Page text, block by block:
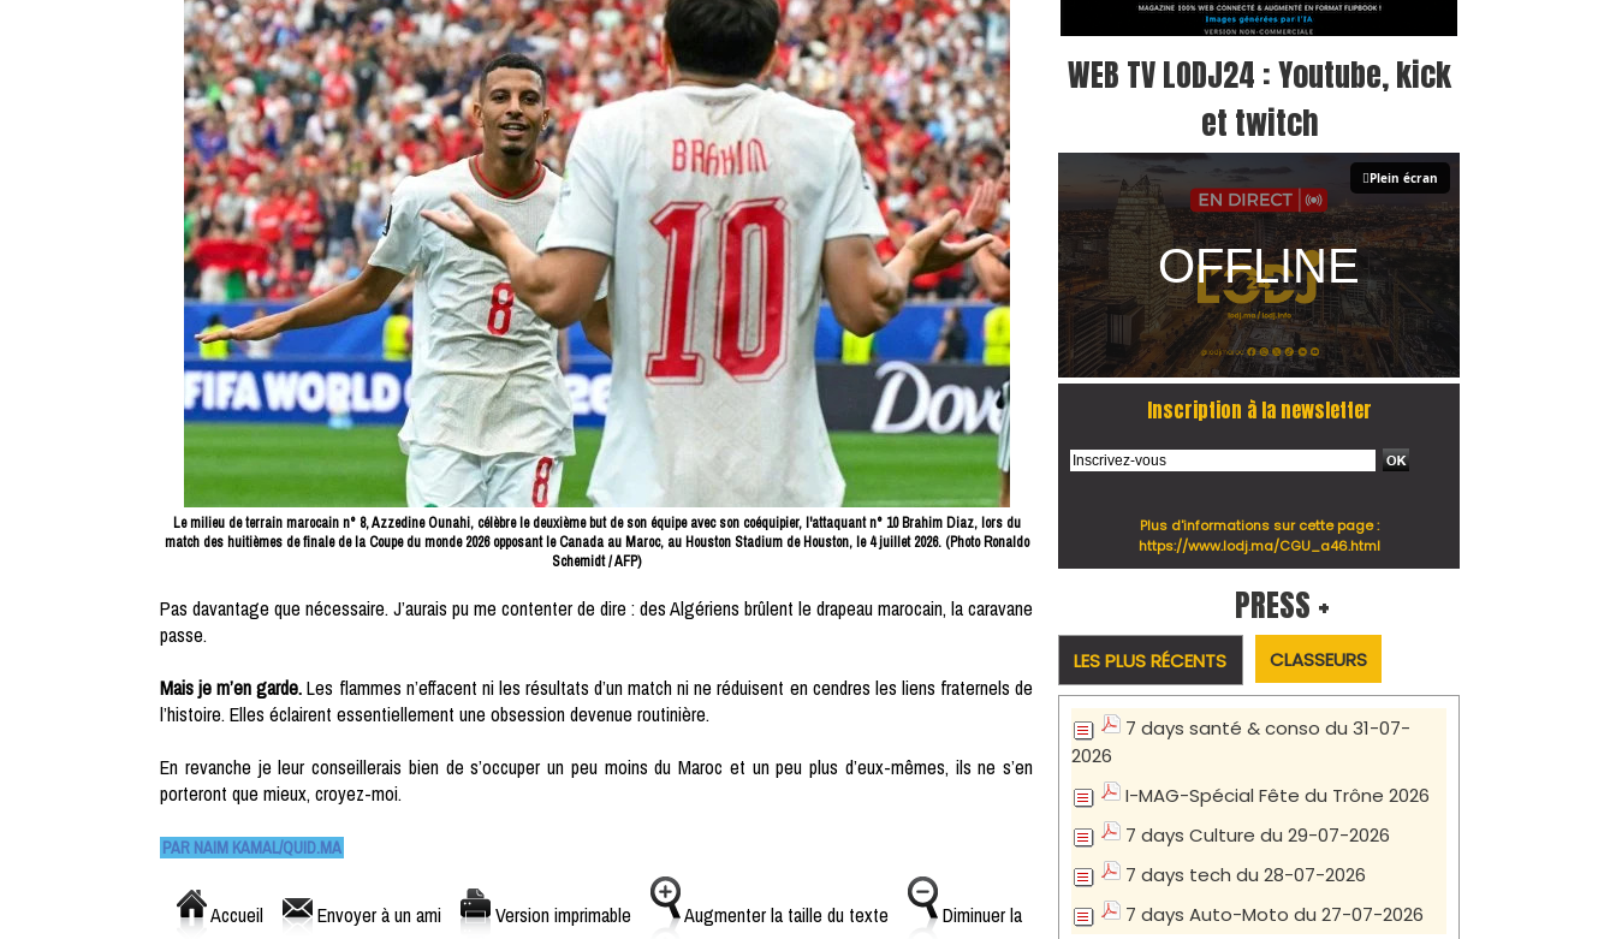
Le milieu de terrain marocain n° 8, Azzedine Ounahi, célèbre le deuxième but de son équipe avec son coéquipier, l'attaquant n° 10 Brahim Diaz, lors du
match des huitièmes de finale de la Coupe du monde 2026 opposant le Canada au Maroc, au Houston Stadium de Houston, le 4 juillet 2026. (Photo Ronaldo
Schemidt / AFP)
Pas davantage que nécessaire. J’aurais pu me contenter de dire : des Algériens brûlent le drapeau marocain, la caravane
passe.
Mais je m’en garde.Les flammes n’effacent ni les résultats d’un match ni ne réduisent en cendres les liens fraternels de
l’histoire. Elles éclairent essentiellement une obsession devenue routinière.
En revanche je leur conseillerais bien de s’occuper un peu moins du Maroc et un peu plus d’eux-mêmes, ils ne s’en
porteront que mieux, croyez-moi.
PAR NAIM KAMAL/QUID.MA
Accueil Envoyer à un ami Version imprimable Augmenter la taille du texte Diminuer la
WEB TV LODJ24 : Youtube, kick
et twitch
Plein écran
Inscription à la newsletter
Plus d'informations sur cette page :
https://www.lodj.ma/CGU_a46.html
PRESS +
LES PLUS RÉCENTS CLASSEURS
7 days santé & conso du 31-07-
2026
I-MAG-Spécial Fête du Trône 2026
7 days Culture du 29-07-2026
7 days tech du 28-07-2026
7 days Auto-Moto du 27-07-2026